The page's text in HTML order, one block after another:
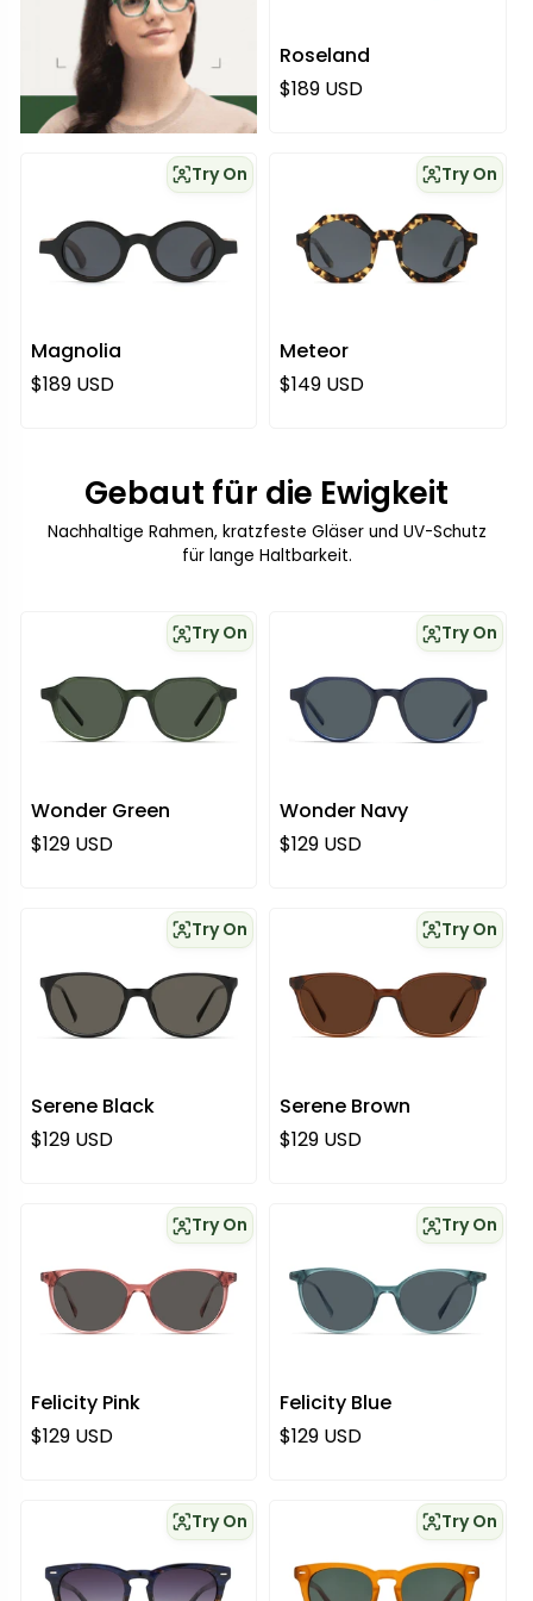
Roseland
Regulärer Preis
$189 USD
Magnolia
Try On
Regulärer Preis
$189 USD
Meteor
Try On
Regulärer Preis
$149 USD
Gebaut für die Ewigkeit
Nachhaltige Rahmen, kratzfeste Gläser und UV-Schutz
für lange Haltbarkeit.
Wonder Green
Try On
Regulärer Preis
$129 USD
Wonder Navy
Try On
Regulärer Preis
$129 USD
Serene Black
Try On
Regulärer Preis
$129 USD
Serene Brown
Try On
Regulärer Preis
$129 USD
Felicity Pink
Try On
Regulärer Preis
$129 USD
Felicity Blue
Try On
Regulärer Preis
$129 USD
Try On Try On